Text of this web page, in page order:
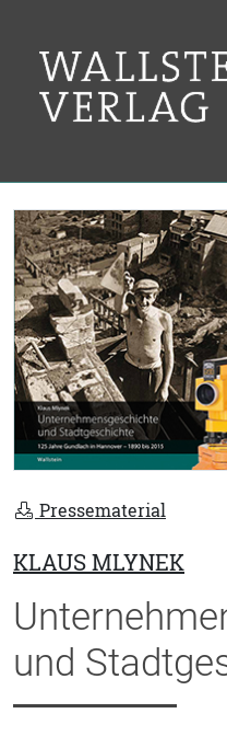
Pressematerial
KLAUS MLYNEK
und